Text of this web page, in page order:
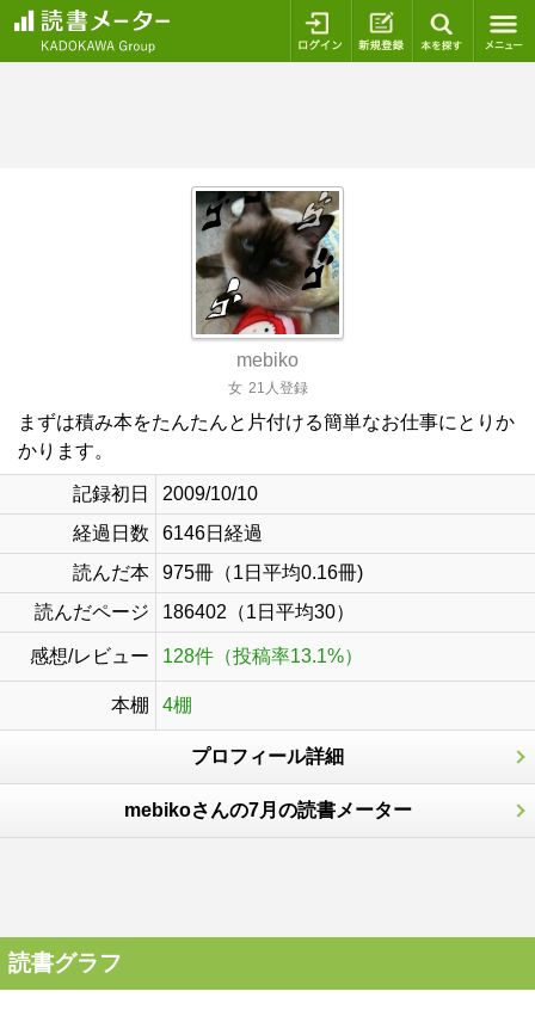
ログイン 新規登録
mebiko
女 21人登録
まずは積み本をたんたんと片付ける簡単なお仕事にとりか
かります。
記録初日
2009/10/10
経過日数
6146日経過
読んだ本
975冊（1日平均0.16冊)
読んだページ
186402（1日平均30）
感想/レビュー 128件（投稿率13.1%）
本棚 4棚
プロフィール詳細
mebikoさんの7月の読書メーター
読書グラフ